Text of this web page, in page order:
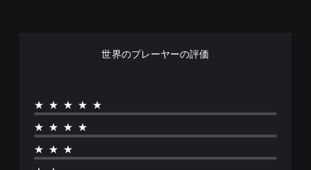
世界のプレーヤーの評価
★★★★★
★★★★
★★★